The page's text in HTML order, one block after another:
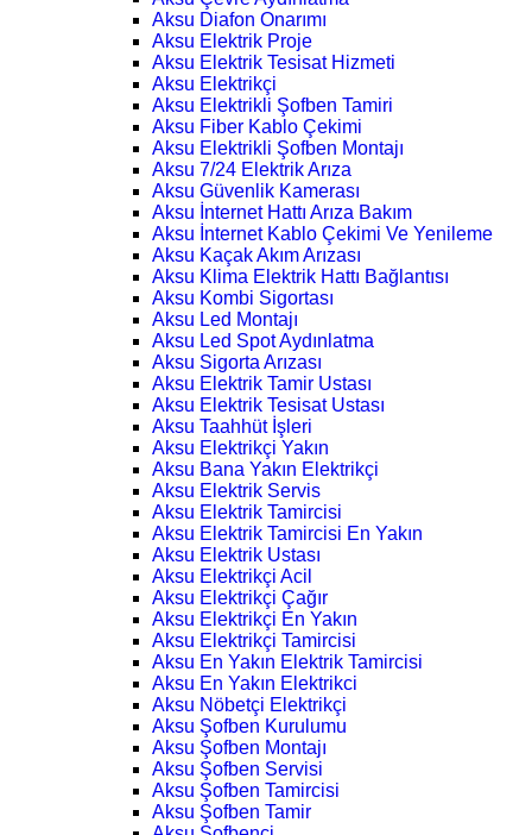
Aksu Diafon Onarımı
Aksu Elektrik Proje
Aksu Elektrik Tesisat Hizmeti
Aksu Elektrikçi
Aksu Elektrikli Şofben Tamiri
Aksu Fiber Kablo Çekimi
Aksu Elektrikli Şofben Montajı
Aksu 7/24 Elektrik Arıza
Aksu Güvenlik Kamerası
Aksu İnternet Hattı Arıza Bakım
Aksu İnternet Kablo Çekimi Ve Yenileme
Aksu Kaçak Akım Arızası
Aksu Klima Elektrik Hattı Bağlantısı
Aksu Kombi Sigortası
Aksu Led Montajı
Aksu Led Spot Aydınlatma
Aksu Sigorta Arızası
Aksu Elektrik Tamir Ustası
Aksu Elektrik Tesisat Ustası
Aksu Taahhüt İşleri
Aksu Elektrikçi Yakın
Aksu Bana Yakın Elektrikçi
Aksu Elektrik Servis
Aksu Elektrik Tamircisi
Aksu Elektrik Tamircisi En Yakın
Aksu Elektrik Ustası
Aksu Elektrikçi Acil
Aksu Elektrikçi Çağır
Aksu Elektrikçi En Yakın
Aksu Elektrikçi Tamircisi
Aksu En Yakın Elektrik Tamircisi
Aksu En Yakın Elektrikci
Aksu Nöbetçi Elektrikçi
Aksu Şofben Kurulumu
Aksu Şofben Montajı
Aksu Şofben Servisi
Aksu Şofben Tamircisi
Aksu Şofben Tamir